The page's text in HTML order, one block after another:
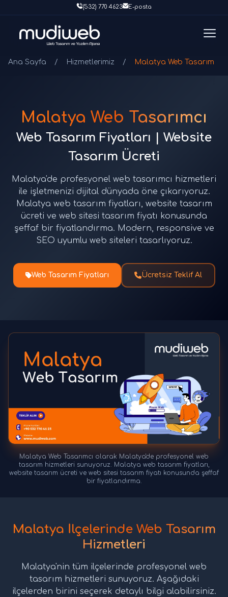
(532) 770 4623 E-posta
Ana Sayfa / Hizmetlerimiz / Malatya Web Tasarım
Malatya Web Tasarımcı
Web Tasarım Fiyatları | Website
Tasarım Ücreti
Malatya'de profesyonel web tasarımcı hizmetleri
ile işletmenizi dijital dünyada öne çıkarıyoruz.
Malatya web tasarım fiyatları, website tasarım
ücreti ve web sitesi tasarım fiyatı konusunda
şeffaf bir fiyatlandırma. Modern, responsive ve
SEO uyumlu web siteleri tasarlıyoruz.
Web Tasarım Fiyatları Ücretsiz Teklif Al
Malatya Web Tasarımcı olarak Malatya'de profesyonel web
tasarım hizmetleri sunuyoruz. Malatya web tasarım fiyatları,
website tasarım ücreti ve web sitesi tasarım fiyatı konusunda şeffaf
bir fiyatlandırma.
Malatya İlçelerinde Web Tasarım
Hizmetleri
Malatya'nin tüm ilçelerinde profesyonel web
tasarım hizmetleri sunuyoruz. Aşağıdaki
ilçelerden birini seçerek detaylı bilgi alabilirsiniz.